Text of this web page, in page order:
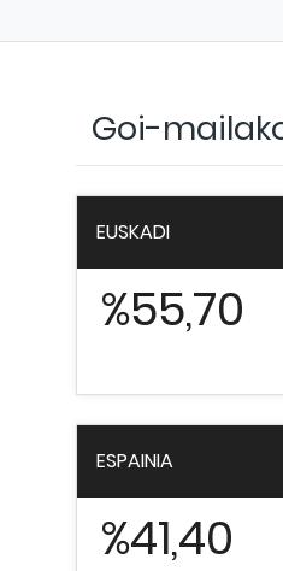
Goi-
EUSKADI
%55,70
ESPAINIA
%41,40